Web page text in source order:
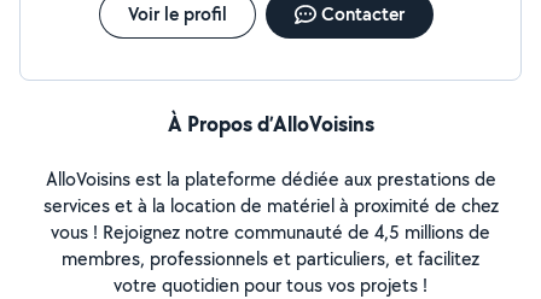
Voir le profil Contacter
À Propos d’AlloVoisins
AlloVoisins est la plateforme dédiée aux prestations de
services et à la location de matériel à proximité de chez
vous ! Rejoignez notre communauté de 4,5 millions de
membres, professionnels et particuliers, et facilitez
votre quotidien pour tous vos projets !